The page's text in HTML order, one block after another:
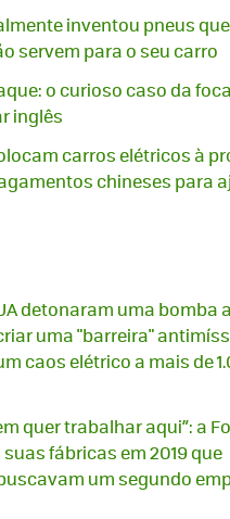
inventou pneus
servem para o seu carro
o curioso caso da
inglês
carros elétricos à
chineses para
detonaram uma bomba
uma "barreira"
caos elétrico a mais de
quer trabalhar aqui”: a
fábricas em 2019 que
um segundo